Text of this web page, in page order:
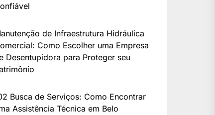
de Infraestrutura Hidráulica
Como Escolher uma Empresa
Desentupidora para Proteger seu
Busca de Serviços: Como Encontrar
Assistência Técnica em Belo